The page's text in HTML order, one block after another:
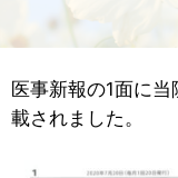
医事新報の1面に
載されました。